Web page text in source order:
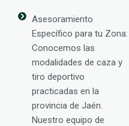
Asesoramiento
Específico para tu Zona:
Conocemos las
modalidades de caza y
tiro deportivo
practicadas en la
provincia de Jaén.
Nuestro equipo de